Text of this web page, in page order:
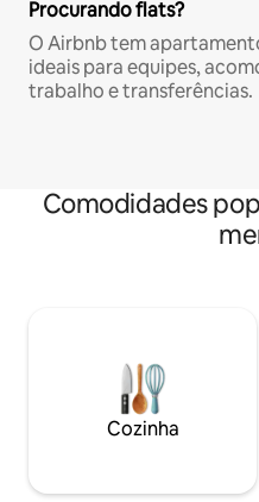
Procurando flats?
O Airbnb tem
ideais para equipes,
trabalho e transferências.
Comodidades
Cozinha